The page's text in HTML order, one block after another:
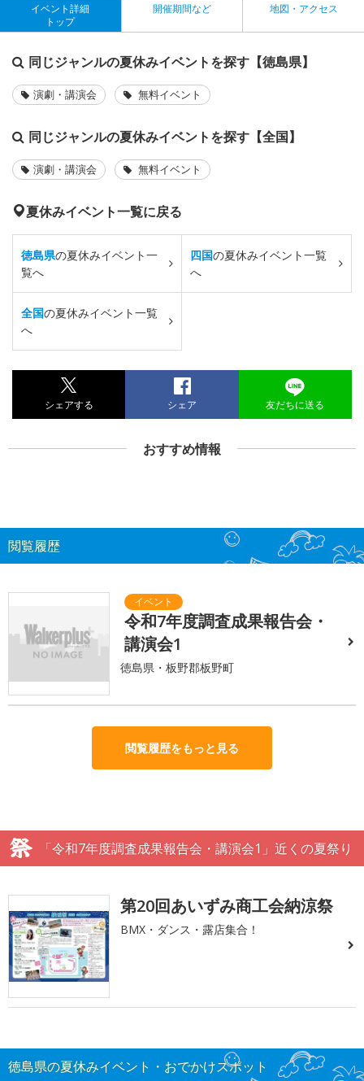
イベント詳細
トップ
開催期間など 地図・アクセス
同じジャンルの夏休みイベントを探す【徳島県】
演劇・講演会 無料イベント
同じジャンルの夏休みイベントを探す【全国】
演劇・講演会 無料イベント
夏休みイベント一覧に戻る
徳島県の夏休みイベント一
覧へ
四国の夏休みイベント一覧
へ
全国の夏休みイベント一覧
へ
シェアする シェア 友だちに送る
おすすめ情報
閲覧履歴
令和7年度調査成果報告会・
講演会1
徳島県・板野郡板野町
閲覧履歴をもっと見る
「令和7年度調査成果報告会・講演会1」近くの夏祭り
第20回あいずみ商工会納涼祭
BMX・ダンス・露店集合！
徳島県の夏休みイベント・おでかけスポット